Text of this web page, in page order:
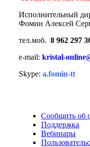
Исполнительный
Фомин Алексей
тел.моб. 8 962 297
e-mail: kristal-
Skype: a.fomin-tt
Сообщить об
Поддержка
Вебинары